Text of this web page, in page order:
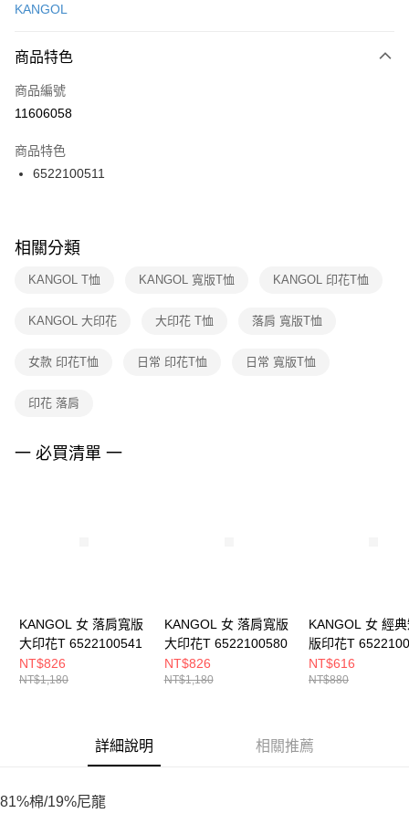
便利好安心！
３．安心：先確認商品／服務後，再付款。
【「AFTEE先享後付」結帳流程】
１．於結帳方式選擇「AFTEE先享後付」後，將跳轉至「AFTEE先享後付」
２．訂單成立數日內，您將收到繳費通知簡訊。
３．收到繳費通知簡訊後14天內，點擊此簡訊中的連結，可透過四大超商／
ATM／網路銀行／等多元方式進行付款，方視為交易完成。
※ 交易是否成功請以「AFTEE先享後付 」之結帳頁面顯示為準，若有關於
是否繳費成功／繳費後需取消欲退款等相關疑問，請聯繫「AFTEE先享後付
客戶支援中心」https://netprotections.freshdesk.com/support/home
１．透過由恩沛科技股份有限公司提供之「AFTEE先享後付」服務完成之交
權轉讓予恩沛科技股份有限公司。
３．未成年的使用者請事先徵得法定代理人或監護人之同意方可使用
４．使用「AFTEE先享後付」時，將依據個別帳號之用戶狀況，依本公司即
運送方式
每筆NT$100，滿NT$1,500(含以上)免運費
宅配
每筆NT$100，滿NT$1,500(含以上)免運費
付款後門市自取
每筆NT$100，滿NT$1,500(含以上)免運費
KANGOL
商品特色
商品編號
11606058
商品特色
6522100511
相關分類
KANGOL T恤 KANGOL 寬版T恤 KANGOL 印花T恤
KANGOL 大印花 大印花 T恤 落肩 寬版T恤
女款 印花T恤 日常 印花T恤 日常 寬版T恤
印花 落肩
一 必買清單 一
KANGOL 女 落肩寬版
大印花T 6522100541
NT$826
NT$1,180
KANGOL 女 落肩寬版
大印花T 6522100580
NT$826
NT$1,180
KANGOL 女 經
版印花T
NT$616
NT$880
詳細說明 相關推薦
81%棉/19%尼龍